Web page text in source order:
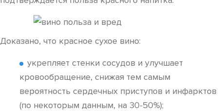
Доказано, что красное сухое вино:
укрепляет стенки сосудов и улучшает
кровообращение, снижая тем самым
вероятность сердечных приступов и инфарктов
(по некоторым данным, на 30-50%);